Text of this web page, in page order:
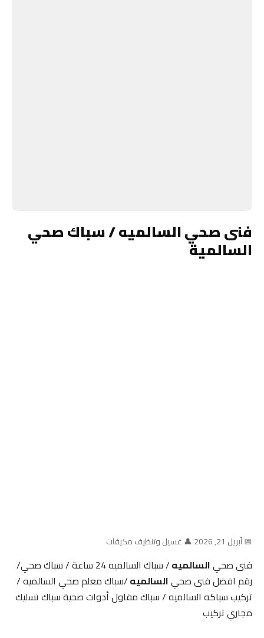
فنى صحي السالميه / سباك صحي
السالمية
📅 أبريل 21, 2026 |👤 غسيل وتنظيف مكيفات
فنى صحيالسالميه
/ سباك السالميه 24 ساعة / سباك صحي/
رقم افضل فنى صحيالسالميه/سباك معلم صحي السالميه /
تركيب سباكه السالميه / سباك مقاول أدوات صحية سباك تسليك
مجاري تركيب